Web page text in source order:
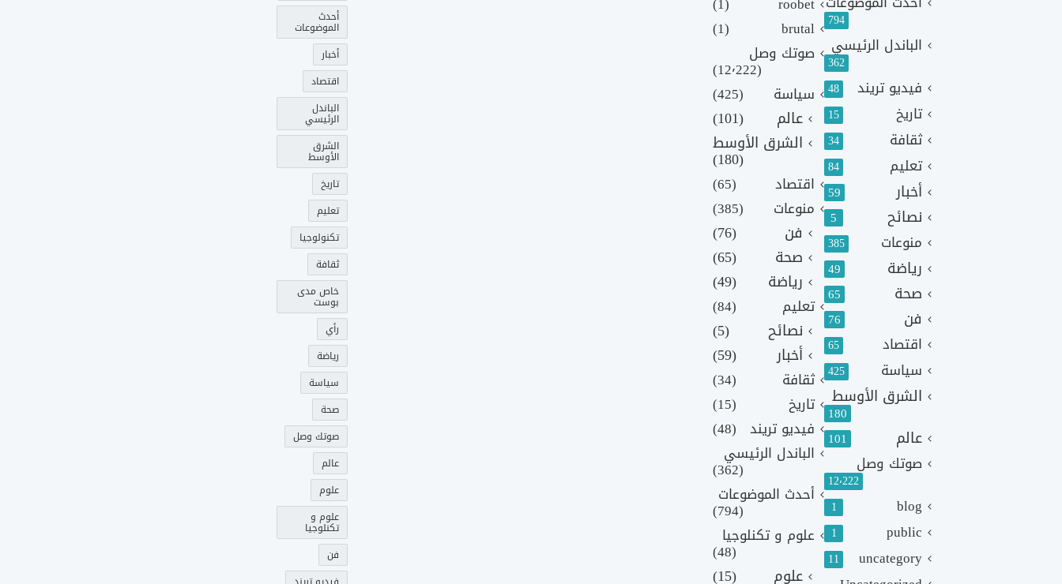
794
الباندل الرئيسي
362
فيديو تريند 48
تاريخ 15
ثقافة 34
تعليم 84
أخبار 59
نصائح 5
منوعات 385
رياضة 49
صحة 65
فن 76
اقتصاد 65
سياسة 425
الشرق الأوسط
180
عالم 101
صوتك وصل
12٬222
blog
1
public
1
uncategory
11
brutal
(1)
صوتك وصل
(12٬222)
سياسة
(425)
عالم
(101)
الشرق الأوسط
(180)
اقتصاد
(65)
منوعات
(385)
فن
(76)
صحة
(65)
رياضة
(49)
تعليم (84)
نصائح
(5)
أخبار
(59)
ثقافة
(34)
تاريخ
(15)
فيديو تريند (48)
الباندل الرئيسي
(362)
أحدث الموضوعات
(794)
علوم و تكنلوجيا
(48)
علوم (15)
أحدث
الموضوعات
أخبار
اقتصاد
الباندل
الرئيسي
الشرق
الأوسط
تاريخ
تعليم
تكنولوجيا
ثقافة
خاص مدى
بوست
رأي
رياضة
سياسة
صحة
صوتك وصل
عالم
علوم
علوم و
تكنلوجيا
فن